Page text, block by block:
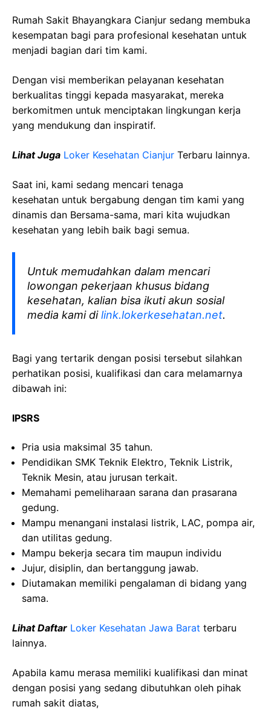
Rumah Sakit Bhayangkara Cianjur sedang membuka
kesempatan bagi para profesional kesehatan untuk
menjadi bagian dari tim kami.
Dengan visi memberikan pelayanan kesehatan
berkualitas tinggi kepada masyarakat, mereka
berkomitmen untuk menciptakan lingkungan kerja
yang mendukung dan inspiratif.
Lihat Juga Loker Kesehatan Cianjur Terbaru lainnya.
Saat ini, kami sedang mencari tenaga
kesehatan untuk bergabung dengan tim kami yang
dinamis dan Bersama-sama, mari kita wujudkan
kesehatan yang lebih baik bagi semua.
Untuk memudahkan dalam mencari
lowongan pekerjaan khusus bidang
kesehatan, kalian bisa ikuti akun sosial
media kami dilink.lokerkesehatan.net.
Bagi yang tertarik dengan posisi tersebut silahkan
perhatikan posisi, kualifikasi dan cara melamarnya
dibawah ini:
IPSRS
Pria usia maksimal 35 tahun.
Pendidikan SMK Teknik Elektro, Teknik Listrik,
Teknik Mesin, atau jurusan terkait.
Memahami pemeliharaan sarana dan prasarana
gedung.
Mampu menangani instalasi listrik, LAC, pompa air,
dan utilitas gedung.
Mampu bekerja secara tim maupun individu
Jujur, disiplin, dan bertanggung jawab.
Diutamakan memiliki pengalaman di bidang yang
sama.
Lihat Daftar Loker Kesehatan Jawa Barat terbaru
lainnya.
Apabila kamu merasa memiliki kualifikasi dan minat
dengan posisi yang sedang dibutuhkan oleh pihak
rumah sakit diatas,